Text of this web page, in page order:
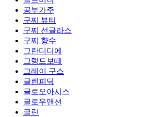
공부가주
구찌 뷰티
구찌 선글라스
구찌 향수
그란디디에
그랭드보떼
그레이 구스
글렌피딕
글로오아시스
글로우맨션
글린